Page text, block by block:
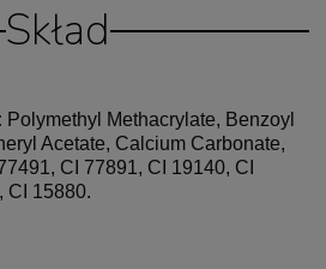
Skład
Polymethyl Methacrylate, Benzoyl
Acetate, Calcium Carbonate,
CI 77891, CI 19140, CI
CI 15880.